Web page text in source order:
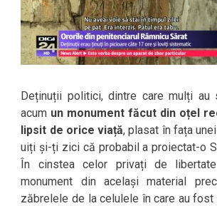
Deținuții politici, dintre care mulți au
acum un monument făcut din oțel
lipsit de orice viață, plasat în fața
uiți și-ți zici că probabil a proiectat-o
În cinstea celor privați de
monument din același material
zăbrelele de la celulele în care au fost